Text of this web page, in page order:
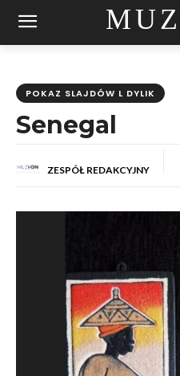
POKAZ SLAJDÓW L DYLIK
Senegal
ZESPÓŁ REDAKCYJNY